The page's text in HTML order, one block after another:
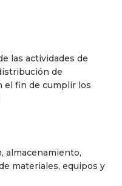
las actividades de
de
el fin de cumplir los
almacenamiento,
materiales, equipos y